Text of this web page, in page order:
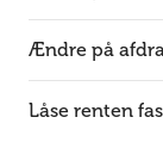
Ændre på
Låse renten